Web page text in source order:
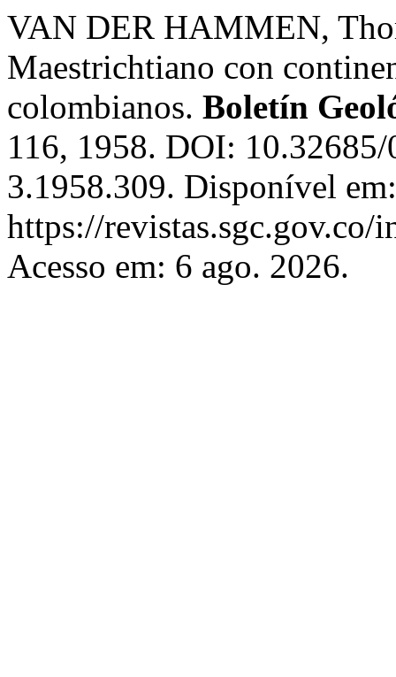
VAN DER HAMMEN,
Maestrichtiano con
colombianos. Boletín
116, 1958. DOI:
3.1958.309. Disponível em:
https://
Acesso em: 6 ago. 2026.